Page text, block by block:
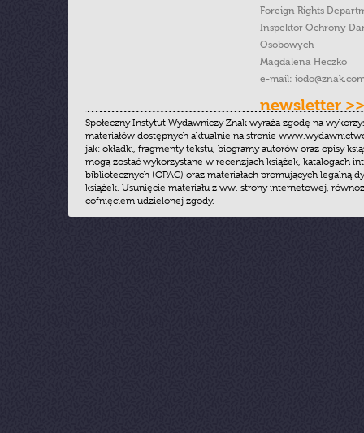
Foreign Rights
Inspektor Ochrony
Osobowych
Magdalena Heczko
e-mail:
newsletter >>
Społeczny Instytut Wydawniczy Znak wyraża zgodę na
materiałów dostępnych aktualnie na stronie
jak: okładki, fragmenty tekstu, biogramy autorów oraz opisy
mogą zostać wykorzystane w recenzjach książek, katalogach
bibliotecznych (OPAC) oraz materiałach promujących legalną
książek. Usunięcie materiału z ww. strony internetowej,
cofnięciem udzielonej zgody.